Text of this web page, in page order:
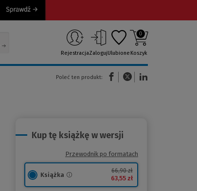
RejestracjaZalogujUlubione
0
Koszyk
Poleć ten produkt:
(Nowe okno)(Link do innej strony)
Kup tę książkę w wersji
Przewodnik po formatach
Książka
66,90 zł
63,55 zł